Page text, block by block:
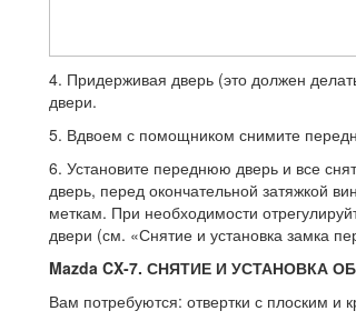
4. Придерживая дверь (это должен
двери.
5. Вдвоем с помощником снимите
6. Установите переднюю дверь и все
дверь, перед окончательной затяжкой
меткам. При необходимости
двери (см. «Снятие и установка замка
Mazda CX-7. СНЯТИЕ И УСТАНОВКА
Вам потребуются: отвертки с плоским и